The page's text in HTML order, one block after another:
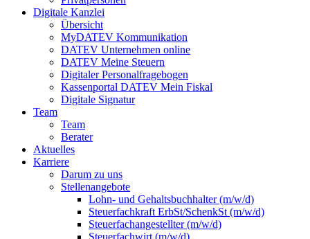
Digitale Kanzlei
Übersicht
MyDATEV Kommunikation
DATEV Unternehmen online
DATEV Meine Steuern
Digitaler Personalfragebogen
Kassenportal DATEV Mein Fiskal
Digitale Signatur
Team
Team
Berater
Aktuelles
Karriere
Darum zu uns
Stellenangebote
Lohn- und Gehaltsbuchhalter (m/w/d)
Steuerfachkraft ErbSt/SchenkSt (m/w/d)
Steuerfachangestellter (m/w/d)
Steuerfachwirt (m/w/d)